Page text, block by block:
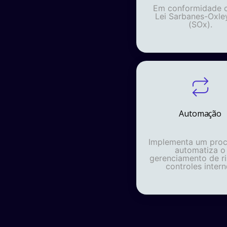
riscos, fornecendo uma visão clara da
ações mitigatórias e controles existentes.
Em conformidade
Lei Sarbanes-
(SOx).
Automação
Implementa um
automatiza o
gerenciamento de
controles